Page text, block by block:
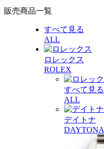
販売商品一覧
すべて見る
ALL
ロレックス
ROLEX
すべて見る
ALL
デイトナ
DAYTONA